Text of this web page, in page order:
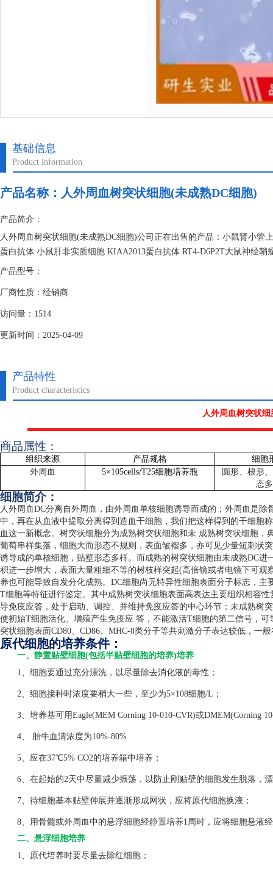
基础信息
Product information
产品名称： 人外周血树突状细胞(未成熟DC细胞)
产品简介：
人外周血树突状细胞(未成熟DC细胞)公司正在出售的产品：小鼠肾小
蛋白抗体 小鼠肝非实质细胞 KIAA2013蛋白抗体 RT4-D6P2T大鼠神经鞘
产品型号：
厂商性质：经销商
访问量：1514
更新时间：2025-04-09
产品特性
Product characteristics
人外周血树突状
商品属性：
组织来源 产品规格
细胞
外周血
5×105cells/T25细胞培养瓶
圆形、梭形
态
细胞简介：
人外周血DC分离自外周血，由外周血单核细胞诱导而成的；外周血是
中，再在从血液中提取分离得到造血干细胞，我们把这样得到的干细胞
血这一新概念。树突状细胞分为成熟树突状细胞和未 成熟树突状细胞，
葡萄串样集落，细胞大而形态不规则，表面皱褶多，亦可见少量短刺状
诱导成的单核细胞，贴壁形态多样。而成熟的树突状细胞由未成熟DC进
积进一步增大，表面大量粗细不等的树枝样突起(高倍镜或者电镜下可观
养也可能导致自发分化成熟。 DC细胞尚无特异性细胞表面分子标志，主
T细胞等特征进行鉴定。其中成熟树突状细胞表面高表达主要组织相容性
导免疫应答，处于启动、调控、并维持免疫应答的中心环节；未成熟树
使初始T细胞活化、增殖产生免疫应 答，不能激活T细胞的第二信号，可
突状细胞表面CD80、 CD86、 MHC- Ⅱ类分子等共刺激分子表达较低，一般
原代细胞的培养条件：
一、静置贴壁细胞(包括半贴壁细胞的培养)培养
1、细胞要通过充分漂洗，以尽量除去消化液的毒性；
2、细胞接种时浓度要稍大一些，至少为5×108细胞/L；
3、培养基可用Eagle(MEM Corning 10-010-CVR)或DMEM(Corning
4、 胎牛血清浓度为10%-80%
5、应在37℃5% CO2的培养箱中培养；
6、在起始的2天中尽量减少振荡，以防止刚贴壁的细胞发生脱落，
7、待细胞基本贴壁伸展并逐渐形成网状，应将原代细胞换液；
8、用骨髓或外周血中的悬浮细胞经静置培养1周时，应将细胞悬液
二、悬浮细胞培养
1、原代培养时要尽量去除红细胞；